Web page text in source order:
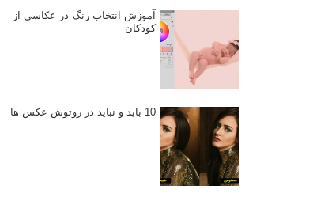
آموزش انتخاب رنگ در عکاسی از
کودکان
10 باید و نباید در روتوش عکس ها